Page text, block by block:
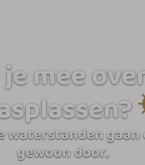
mee
waterstanden
gewoon door.